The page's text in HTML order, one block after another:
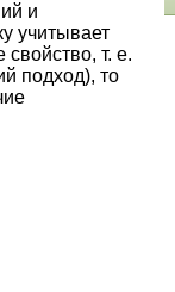
и
учитывает
т. е.
подход), то